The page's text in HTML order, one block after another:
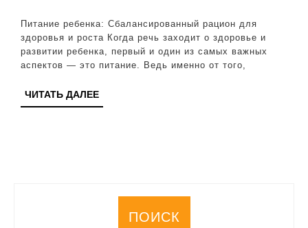
для
здоровья
и
роста
Питание ребенка: Сбалансированный рацион для
здоровья и роста Когда речь заходит о здоровье и
развитии ребенка, первый и один из самых важных
аспектов — это питание. Ведь именно от того,
ЧИТАТЬ ДАЛЕЕЧИТАТЬ
ДАЛЕЕ
ПОИСК